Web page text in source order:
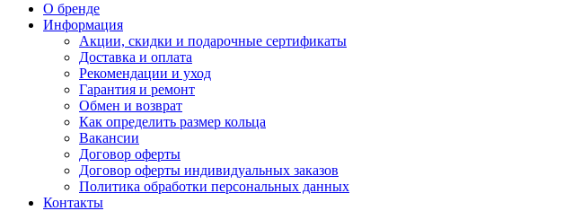
О бренде
Информация
Акции, скидки и подарочные сертификаты
Доставка и оплата
Рекомендации и уход
Гарантия и ремонт
Обмен и возврат
Как определить размер кольца
Вакансии
Договор оферты
Договор оферты индивидуальных заказов
Политика обработки персональных данных
Контакты